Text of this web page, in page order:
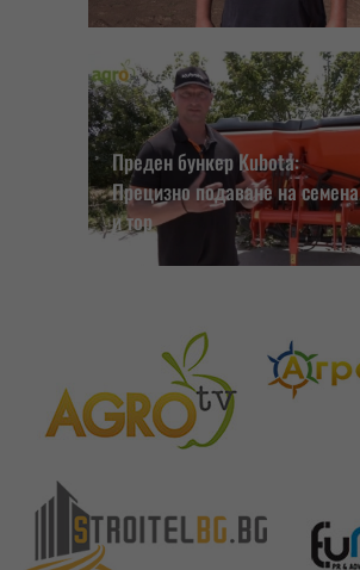
Преден бункер Kubota:
Прецизно подаване на семена
и тор